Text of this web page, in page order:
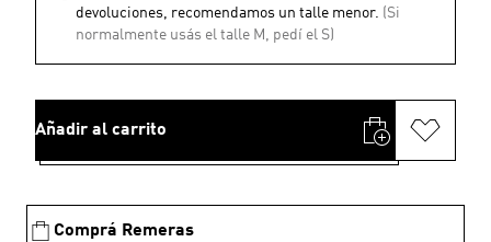
devoluciones, recomendamos un talle menor. (Si
normalmente usás el talle M, pedí el S)
Añadir al carrito
Comprá Remeras